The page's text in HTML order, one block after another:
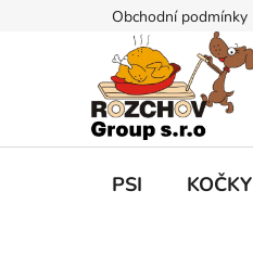
n
Obchodní podmínky
PSI KOČKY